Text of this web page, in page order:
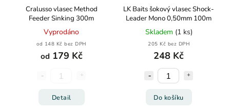
Cralusso vlasec Method
Feeder Sinking 300m
Vyprodáno
od 148 Kč bez DPH
od179 Kč
Detail
LK Baits šokový vlasec Shock-
Leader Mono 0,50mm 100m
Skladem (1 ks)
205 Kč bez DPH
248 Kč
Do košíku